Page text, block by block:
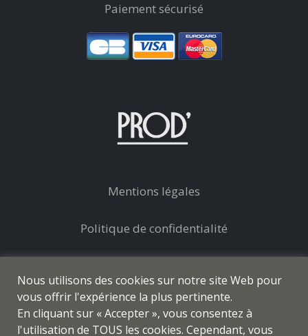
Paiement sécurisé
Mentions légales
Politique de confidentialité
Nous utilisons des cookies sur notre site Web pour
vous offrir l'expérience la plus pertinente.
En cliquant sur « Accepter », vous consentez à
l'utilisation de TOUS les cookies. Cependant, vous